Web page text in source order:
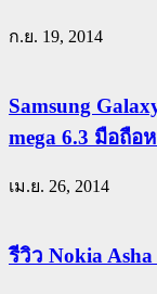
ก.ย. 19, 2014
Samsung
mega 6.3 มือถื
เม.ย. 26, 2014
รีวิว Nokia